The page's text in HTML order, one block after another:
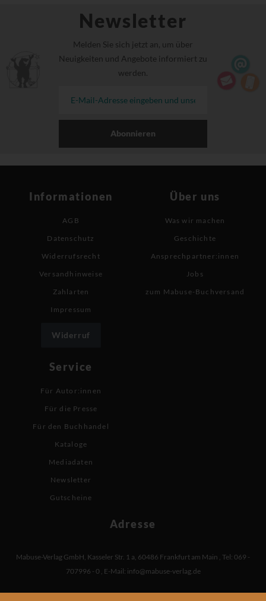
Newsletter
Melden Sie sich jetzt an, um über
Neuigkeiten und Angebote informiert zu
werden.
Abonnieren
Informationen
AGB
Datenschutz
Widerrufsrecht
Versandhinweise
Zahlarten
Impressum
Widerruf
Über uns
Was wir machen
Geschichte
Ansprechpartner:innen
Jobs
zum Mabuse-Buchversand
Service
Für Autor:innen
Für die Presse
Für den Buchhandel
Kataloge
Mediadaten
Newsletter
Gutscheine
Adresse
Mabuse-Verlag GmbH, Kasseler Str. 1 a, 60486 Frankfurt am Main , Tel: 069 -
707996 - 0 , E-Mail: info@mabuse-verlag.de